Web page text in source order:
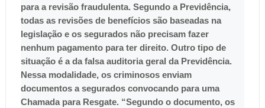
para a revisão fraudulenta. Segundo a Previdência,
todas as revisões de benefícios são baseadas na
legislação e os segurados não precisam fazer
nenhum pagamento para ter direito. Outro tipo de
situação é a da falsa auditoria geral da Previdência.
Nessa modalidade, os criminosos enviam
documentos a segurados convocando para uma
Chamada para Resgate. “Segundo o documento, os